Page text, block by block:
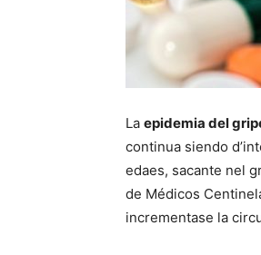
La epidemia del
continua siendo
edaes, sacante nel
de Médicos
incrementase la